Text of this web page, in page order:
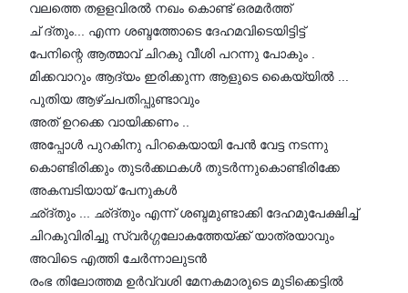
വലത്തെ തളളവിരൽ നഖം കൊണ്ട് ഒരമർത്ത്
ച് ദ്തും... എന്ന ശബ്ദത്തോടെ ദേഹമവിടെയിട്ടിട്ട്
പേനിന്റെ ആത്മാവ് ചിറകു വീശി പറന്നു പോകും .
മിക്കവാറും ആദ്യം ഇരിക്കുന്ന ആളുടെ കൈയ്യിൽ ...
പുതിയ ആഴ്ചപതിപ്പുണ്ടാവും
അത് ഉറക്കെ വായിക്കണം ..
അപ്പോൾ പുറകിനു പിറകെയായി പേൻ വേട്ട നടന്നു
കൊണ്ടിരിക്കും തുടർക്കഥകൾ തുടർന്നുകൊണ്ടിരിക്കേ
അകമ്പടിയായ് പേനുകൾ
ഛ്ദ്തും ... ഛ്ദ്തും എന്ന് ശബ്ദമുണ്ടാക്കി ദേഹമുപേക്ഷിച്ച്
ചിറകുവിരിച്ചു സ്വർഗ്ഗലോകത്തേയ്ക്ക് യാത്രയാവും
അവിടെ എത്തി ചേർന്നാലുടൻ
രംഭ തിലോത്തമ ഉർവ്വശി മേനകമാരുടെ മുടിക്കെട്ടിൽ